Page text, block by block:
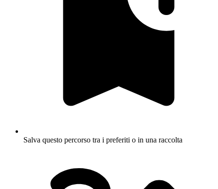
Salva questo percorso tra i preferiti o in una raccolta